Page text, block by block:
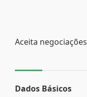
Aceita negociações
Dados Básicos